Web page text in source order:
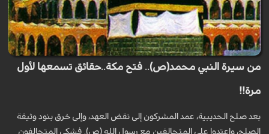
من سيرة النبي محمد(ص).. فتح مكة..حقائق تسمعها لأول
مرة!!
بعد صلح الحديبية، عمد المشركون إلى نقض العهد، وإلى خرق بنود وثيقة
الصلح، واعتدوا على المتحالفين مع رسول الله (ص). فشكى المتحالفون